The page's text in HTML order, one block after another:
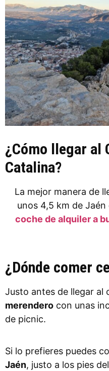
¿Cómo llegar al
Catalina?
La mejor manera de
unos 4,5 km de Jaén
coche de alquiler a
¿Dónde comer
Justo antes de llegar al
merendero con unas
de picnic.
Si lo prefieres puedes
Jaén, justo a los pies